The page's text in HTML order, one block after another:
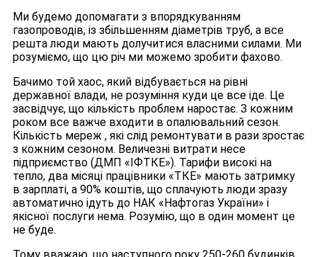
Ми будемо допомагати з впорядкуванням
газопроводів, із збільшенням діаметрів труб, а все
решта люди мають долучитися власними силами. Ми
розуміємо, що цю річ ми можемо зробити фахово.
Бачимо той хаос, який відбувається на рівні
державної влади, не розуміння куди це все іде. Це
засвідчує, що кількість проблем наростає. З кожним
роком все важче входити в опалювальний сезон.
Кількість мереж , які слід ремонтувати в рази зростає
з кожним сезоном. Величезні витрати несе
підприємство (ДМП «ІФТКЕ»). Тарифи високі на
тепло, два місяці працівники «ТКЕ» мають затримку
в зарплаті, а 90% коштів, що сплачують люди зразу
автоматично ідуть до НАК «Нафтогаз України» і
якісної послуги нема. Розумію, що в один момент це
не буде.